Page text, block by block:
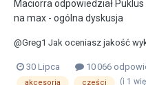
Maciorra odpowiedział Puklus
na max - ogólna dyskusja
@Greg1 Jak oceniasz jakość
30 Lipca 10 066
akcesoria cześci (i 1